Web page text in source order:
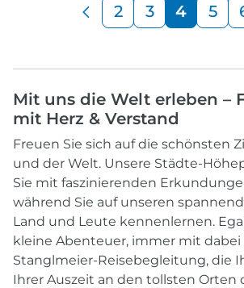
2 3 4 5
Mit uns die Welt erleben –
mit Herz & Verstand
Freuen Sie sich auf die schönsten
und der Welt. Unsere Städte-
Sie mit faszinierenden
während Sie auf unseren
Land und Leute kennenlernen.
kleine Abenteuer, immer mit dabei
Stanglmeier-Reisebegleitung, die
Ihrer Auszeit an den tollsten Orten